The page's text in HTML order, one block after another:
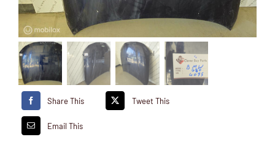
Share This Tweet This
Email This